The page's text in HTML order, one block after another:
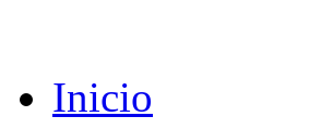
Inicio